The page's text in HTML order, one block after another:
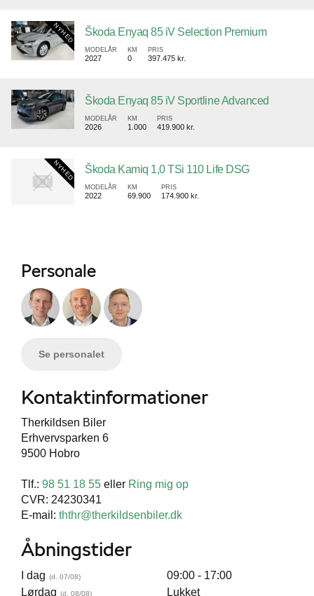
Škoda Enyaq 85 iV Selection Premium
MODELÅR
2027
KM
0
PRIS
397.475 kr.
Škoda Enyaq 85 iV Sportline Advanced
MODELÅR
2026
KM
1.000
PRIS
419.900 kr.
Škoda Kamiq 1,0 TSi 110 Life DSG
MODELÅR
2022
KM
69.900
PRIS
174.900 kr.
Personale
Se personalet
Kontaktinformationer
Therkildsen Biler
Erhvervsparken 6
9500 Hobro
Tlf.: 98 51 18 55 eller Ring mig op
CVR: 24230341
E-mail: ththr@therkildsenbiler.dk
Åbningstider
I dag
09:00 - 17:00
Lørdag
Lukket